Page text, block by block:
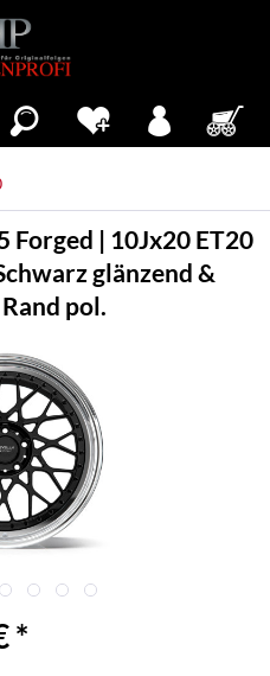
Forged | 10Jx20 ET20
glänzend &
pol.
*